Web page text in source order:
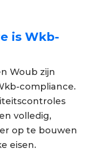
is Wkb-
Woub zijn
compliance.
volledig,
op te bouwen
eisen.